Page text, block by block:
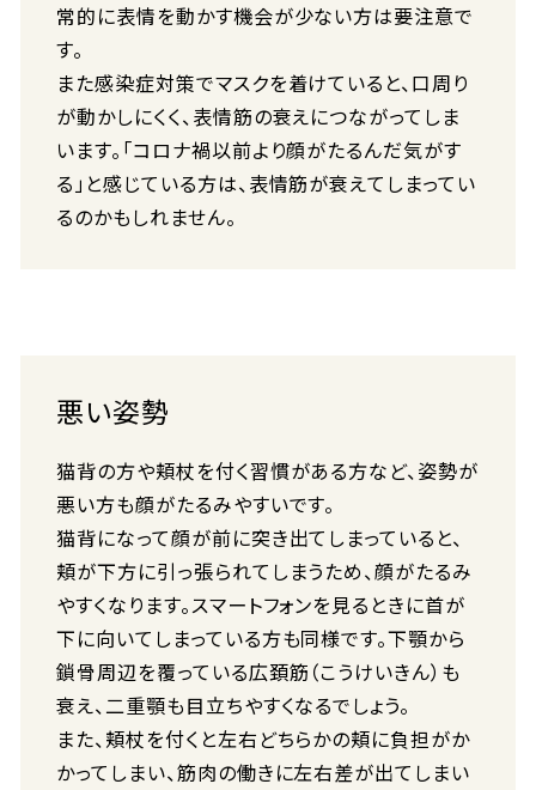
常的に表情を動かす機会が少ない方は要注意で
す。
また感染症対策でマスクを着けていると、口周り
が動かしにくく、表情筋の衰えにつながってしま
います。「コロナ禍以前より顔がたるんだ気がす
る」と感じている方は、表情筋が衰えてしまってい
るのかもしれません。
悪い姿勢
猫背の方や頬杖を付く習慣がある方など、姿勢が
悪い方も顔がたるみやすいです。
猫背になって顔が前に突き出てしまっていると、
頬が下方に引っ張られてしまうため、顔がたるみ
やすくなります。スマートフォンを見るときに首が
下に向いてしまっている方も同様です。下顎から
鎖骨周辺を覆っている広頚筋（こうけいきん）も
衰え、二重顎も目立ちやすくなるでしょう。
また、頬杖を付くと左右どちらかの頬に負担がか
かってしまい、筋肉の働きに左右差が出てしまい